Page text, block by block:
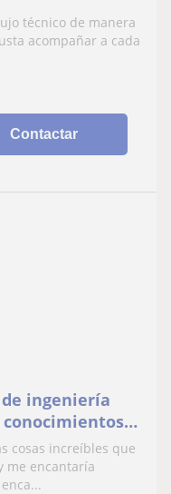
técnico de manera
acompañar a cada
Contactar
ingeniería
cosas increíbles que
me encantaría